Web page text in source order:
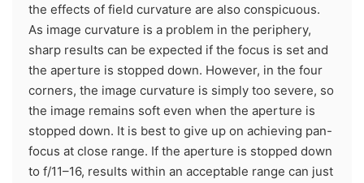
the effects of field curvature are also conspicuous.
As image curvature is a problem in the periphery,
sharp results can be expected if the focus is set and
the aperture is stopped down. However, in the four
corners, the image curvature is simply too severe, so
the image remains soft even when the aperture is
stopped down. It is best to give up on achieving pan-
focus at close range. If the aperture is stopped down
to f/11–16, results within an acceptable range can just